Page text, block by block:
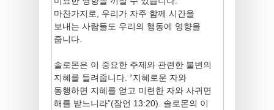
마찬가지로, 우리가 자주 함께 시간을
보내는 사람들도 우리의 행동에 영향을
줍니다.
솔로몬은 이 중요한 주제와 관련한 불변의
지혜를 들려줍니다. “지혜로운 자와
동행하면 지혜를 얻고 미련한 자와 사귀면
해를 받느니라”(잠언 13:20). 솔로몬의 이